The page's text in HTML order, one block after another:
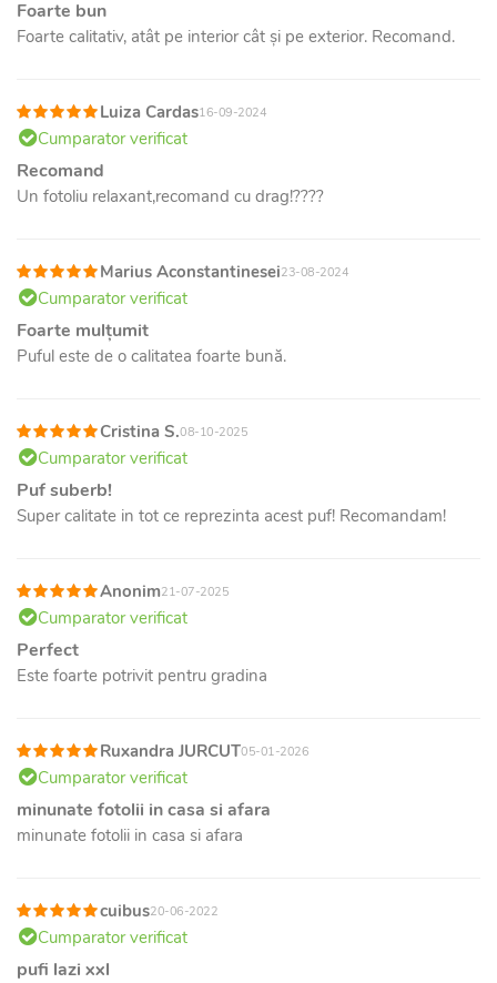
Foarte bun
Foarte calitativ, atât pe interior cât și pe exterior. Recomand.
Luiza Cardas16-09-2024
Cumparator verificat
Recomand
Un fotoliu relaxant,recomand cu drag!????
Marius Aconstantinesei23-08-2024
Cumparator verificat
Foarte mulțumit
Puful este de o calitatea foarte bună.
Cristina S.08-10-2025
Cumparator verificat
Puf suberb!
Super calitate in tot ce reprezinta acest puf! Recomandam!
Anonim21-07-2025
Cumparator verificat
Perfect
Este foarte potrivit pentru gradina
Ruxandra JURCUT05-01-2026
Cumparator verificat
minunate fotolii in casa si afara
minunate fotolii in casa si afara
cuibus20-06-2022
Cumparator verificat
pufi lazi xxl